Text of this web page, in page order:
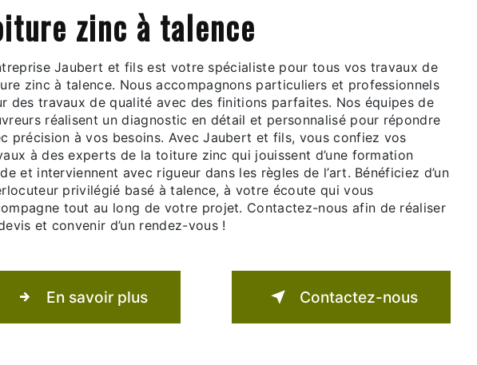
zinc à talence
Jaubert et fils est votre spécialiste pour tous vos travaux de
zinc à talence. Nous accompagnons particuliers et professionnels
des travaux de qualité avec des finitions parfaites. Nos équipes de
réalisent un diagnostic en détail et personnalisé pour répondre
précision à vos besoins. Avec Jaubert et fils, vous confiez vos
à des experts de la toiture zinc qui jouissent d’une formation
et interviennent avec rigueur dans les règles de l’art. Bénéficiez d’un
privilégié basé à talence, à votre écoute qui vous
tout au long de votre projet. Contactez-nous afin de réaliser
et convenir d’un rendez-vous !
En savoir plus Contactez-nous